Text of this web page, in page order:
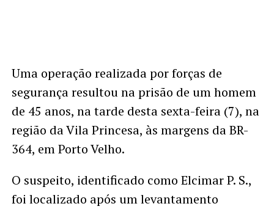
Uma operação realizada por forças de
segurança resultou na prisão de um homem
de 45 anos, na tarde desta sexta-feira (7), na
região da Vila Princesa, às margens da BR-
364, em Porto Velho.
O suspeito, identificado como Elcimar P. S.,
foi localizado após um levantamento